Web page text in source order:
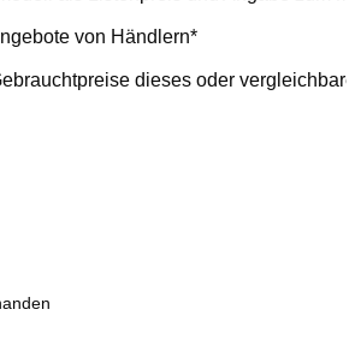
von Händlern*
dieses oder